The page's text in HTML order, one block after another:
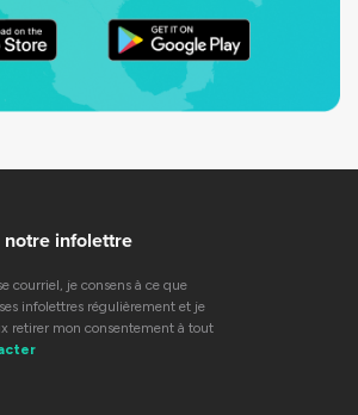
notre infolettre
courriel, je consens à ce que
infolettres régulièrement et je
retirer mon consentement à tout